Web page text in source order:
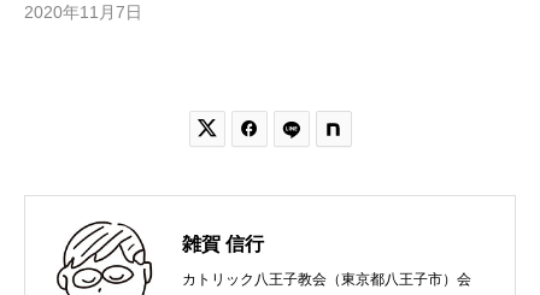
2020年11月7日
 
雑賀 信行
カトリック八王子教会（東京都八王子市）会